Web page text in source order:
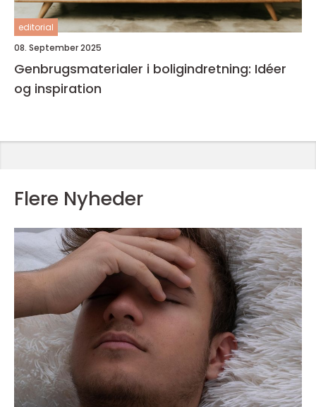
editorial
08. September 2025
Genbrugsmaterialer i boligindretning: Idéer
og inspiration
Flere Nyheder